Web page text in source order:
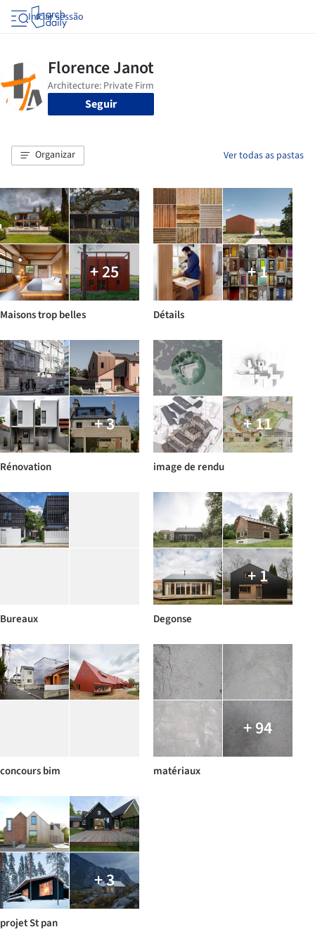
Iniciar sessão
Seguir
Organizar Ver todas as pastas
+ 25
Maisons trop belles
+ 1
Détails
+ 3
Rénovation
+ 11
image de rendu
Bureaux
+ 1
Degonse
concours bim
+ 94
matériaux
+ 3
projet St pan